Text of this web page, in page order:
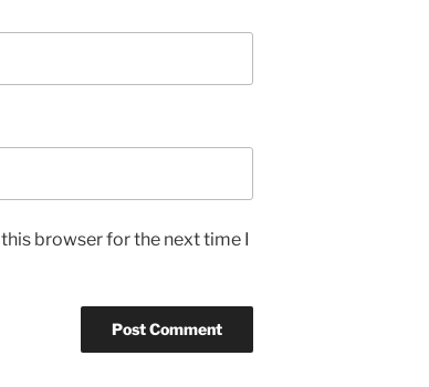
browser for the next time I